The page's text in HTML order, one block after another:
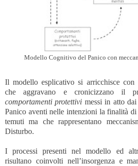
Modello Cognitivo del Panico con
Il modello esplicativo si arricchisce con
che aggravano e cronicizzano il
comportamenti protettivi messi in atto
Panico aventi nelle intenzioni la finalità
temuti ma che rappresentano
Disturbo.
I processi presenti nel modello ed
risultano coinvolti nell’insorgenza e